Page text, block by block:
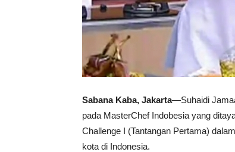
Sabana Kaba, Jakarta—Suhaidi
pada MasterChef Indobesia yang
Challenge I (Tantangan Pertama)
kota di Indonesia.